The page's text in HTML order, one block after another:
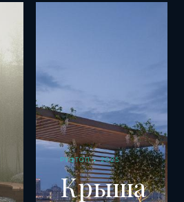
РУФТОП • 2025
Крыша